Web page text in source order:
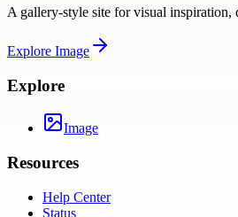
A gallery-style site for visual inspiration,
Explore Image
Explore
Image
Resources
Help Center
Status